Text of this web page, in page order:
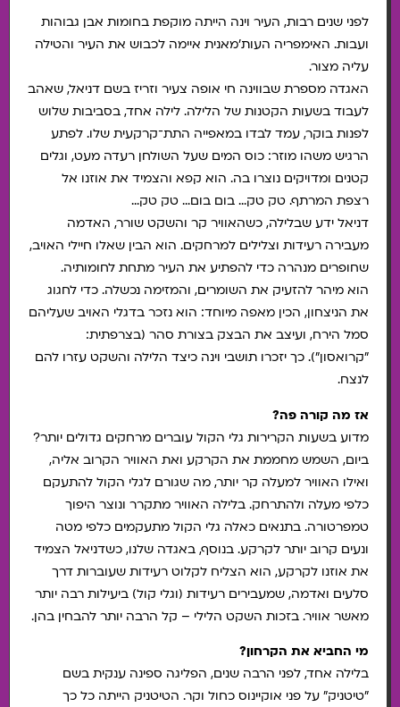
לפני שנים רבות, העיר וינה הייתה מוקפת בחומות אבן גבוהות
ועבות. האימפריה העות'מאנית איימה לכבוש את העיר והטילה
עליה מצור.
האגדה מספרת שבווינה חי אופה צעיר וזריז בשם דניאל, שאהב
לעבוד בשעות הקטנות של הלילה. לילה אחד, בסביבות שלוש
לפנות בוקר, עמד לבדו במאפייה התת־קרקעית שלו. לפתע
הרגיש משהו מוזר: כוס המים שעל השולחן רעדה מעט, וגלים
קטנים ומדויקים נוצרו בה. הוא קפא והצמיד את אוזנו אל
רצפת המרתף. טק טק… בום בום… טק טק…
דניאל ידע שבלילה, כשהאוויר קר והשקט שורר, האדמה
מעבירה רעידות וצלילים למרחקים. הוא הבין שאלו חיילי האויב,
שחופרים מנהרה כדי להפתיע את העיר מתחת לחומותיה.
הוא מיהר להזעיק את השומרים, והמזימה נכשלה. כדי לחגוג
את הניצחון, הכין מאפה מיוחד: הוא נזכר בדגלי האויב שעליהם
סמל הירח, ועיצב את הבצק בצורת סהר (בצרפתית:
"קרואסון"). כך יזכרו תושבי וינה כיצד הלילה והשקט עזרו להם
לנצח.
אז מה קורה פה?
מדוע בשעות הקרירות גלי הקול עוברים מרחקים גדולים יותר?
ביום, השמש מחממת את הקרקע ואת האוויר הקרוב אליה,
ואילו האוויר למעלה קר יותר, מה שגורם לגלי הקול להתעקם
כלפי מעלה ולהתרחק. בלילה האוויר מתקרר ונוצר היפוך
טמפרטורה. בתנאים כאלה גלי הקול מתעקמים כלפי מטה
ונעים קרוב יותר לקרקע. בנוסף, באגדה שלנו, כשדניאל הצמיד
את אוזנו לקרקע, הוא הצליח לקלוט רעידות שעוברות דרך
סלעים ואדמה, שמעבירים רעידות (וגלי קול) ביעילות רבה יותר
מאשר אוויר. בזכות השקט הלילי – קל הרבה יותר להבחין בהן.
מי החביא את הקרחון?
בלילה אחד, לפני הרבה שנים, הפליגה ספינה ענקית בשם
"טיטניק" על פני אוקיינוס כחול וקר. הטיטניק הייתה כל כך